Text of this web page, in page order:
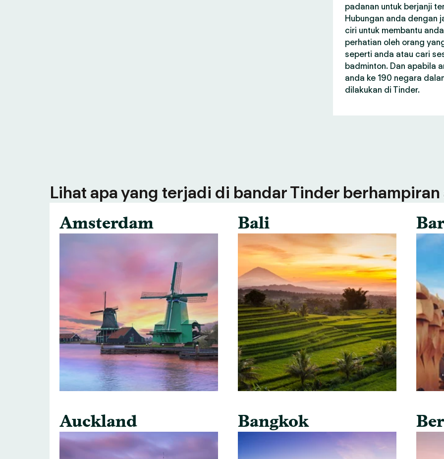
padanan untuk berjanji
Hubungan anda dengan
ciri untuk membantu
perhatian oleh orang
seperti anda atau cari
badminton. Dan apabila
anda ke 190 negara
dilakukan di Tinder.
Lihat apa yang terjadi di bandar Tinder berhampiran
Amsterdam
Auckland
Bali
Bangkok